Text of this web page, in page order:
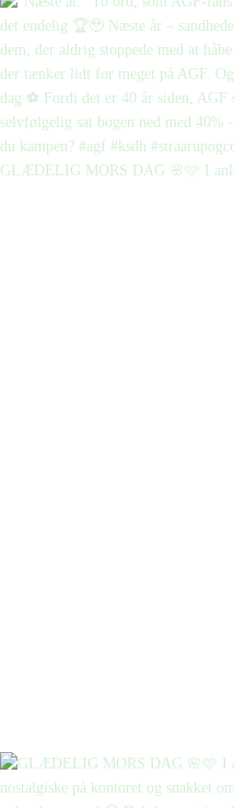
GLÆDELIG MORS DAG 🌸🩷 I